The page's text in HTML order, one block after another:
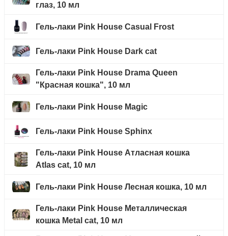
глаз, 10 мл
Гель-лаки Pink House Casual Frost
Гель-лаки Pink House Dark cat
Гель-лаки Pink House Drama Queen
"Красная кошка", 10 мл
Гель-лаки Pink House Magic
Гель-лаки Pink House Sphinx
Гель-лаки Pink House Атласная кошка
Atlas cat, 10 мл
Гель-лаки Pink House Лесная кошка, 10 мл
Гель-лаки Pink House Металлическая
кошка Metal cat, 10 мл